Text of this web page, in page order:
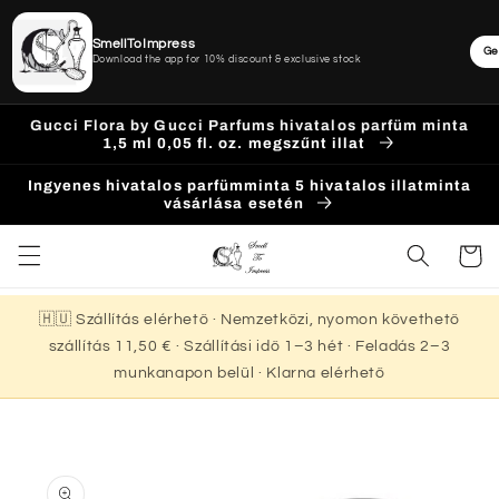
Ugrás a
tartalomhoz
Gucci Flora by Gucci Parfums hivatalos parfüm minta
1,5 ml 0,05 fl. oz. megszűnt illat
Ingyenes hivatalos parfümminta 5 hivatalos illatminta
vásárlása esetén
Kosár
🇭🇺 Szállítás elérhető · Nemzetközi, nyomon követhető
szállítás 11,50 € · Szállítási idő 1–3 hét · Feladás 2–3
munkanapon belül · Klarna elérhető
a
SmellToImpress
Download the app for 10% discount & exclusive stock